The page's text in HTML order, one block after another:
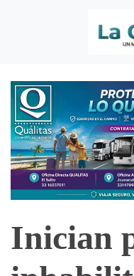
Inician